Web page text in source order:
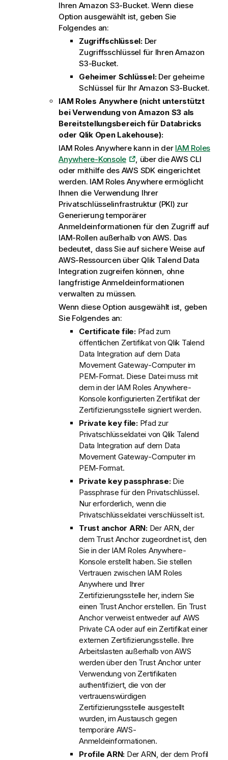
Ihren Amazon S3-Bucket. Wenn diese
Option ausgewählt ist, geben Sie
Folgendes an:
Zugriffschlüssel: Der
Zugriffsschlüssel für Ihren Amazon
S3-Bucket.
Geheimer Schlüssel:Der geheime
Schlüssel für Ihr Amazon S3-Bucket.
IAM Roles Anywhere (nicht unterstützt
bei Verwendung von Amazon S3 als
Bereitstellungsbereich für Databricks
oder Qlik Open Lakehouse):
IAM Roles Anywhere kann in der IAM Roles
Anywhere-Konsole
, über die AWS CLI
oder mithilfe des AWS SDK eingerichtet
werden. IAM Roles Anywhere ermöglicht
Ihnen die Verwendung Ihrer
Privatschlüsselinfrastruktur (PKI) zur
Generierung temporärer
Anmeldeinformationen für den Zugriff auf
IAM-Rollen außerhalb von AWS. Das
bedeutet, dass Sie auf sichere Weise auf
AWS-Ressourcen über Qlik Talend Data
Integration zugreifen können, ohne
langfristige Anmeldeinformationen
verwalten zu müssen.
Wenn diese Option ausgewählt ist, geben
Sie Folgendes an:
Certificate file:Pfad zum
öffentlichen Zertifikat von Qlik Talend
Data Integration auf dem Data
Movement Gateway-Computer im
PEM-Format. Diese Datei muss mit
dem in der IAM Roles Anywhere-
Konsole konfigurierten Zertifikat der
Zertifizierungsstelle signiert werden.
Private key file:Pfad zur
Privatschlüsseldatei von Qlik Talend
Data Integration auf dem Data
Movement Gateway-Computer im
PEM-Format.
Private key passphrase:Die
Passphrase für den Privatschlüssel.
Nur erforderlich, wenn die
Privatschlüsseldatei verschlüsselt ist.
Trust anchor ARN:Der ARN, der
dem Trust Anchor zugeordnet ist, den
Sie in der IAM Roles Anywhere-
Konsole erstellt haben. Sie stellen
Vertrauen zwischen IAM Roles
Anywhere und Ihrer
Zertifizierungsstelle her, indem Sie
einen Trust Anchor erstellen. Ein Trust
Anchor verweist entweder auf AWS
Private CA oder auf ein Zertifikat einer
externen Zertifizierungsstelle. Ihre
Arbeitslasten außerhalb von AWS
werden über den Trust Anchor unter
Verwendung von Zertifikaten
authentifiziert, die von der
vertrauenswürdigen
Zertifizierungsstelle ausgestellt
wurden, im Austausch gegen
temporäre AWS-
Anmeldeinformationen.
Profile ARN: Der ARN, der dem Profil